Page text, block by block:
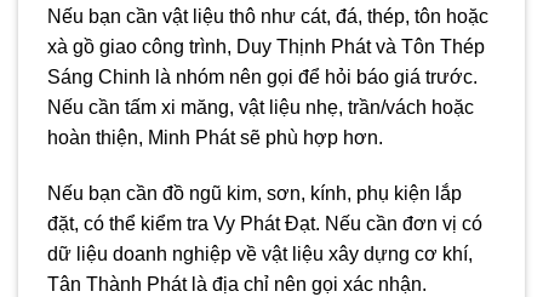
Nếu bạn cần vật liệu thô như cát, đá, thép, tôn hoặc
xà gồ giao công trình, Duy Thịnh Phát và Tôn Thép
Sáng Chinh là nhóm nên gọi để hỏi báo giá trước.
Nếu cần tấm xi măng, vật liệu nhẹ, trần/vách hoặc
hoàn thiện, Minh Phát sẽ phù hợp hơn.
Nếu bạn cần đồ ngũ kim, sơn, kính, phụ kiện lắp
đặt, có thể kiểm tra Vy Phát Đạt. Nếu cần đơn vị có
dữ liệu doanh nghiệp về vật liệu xây dựng cơ khí,
Tân Thành Phát là địa chỉ nên gọi xác nhận.